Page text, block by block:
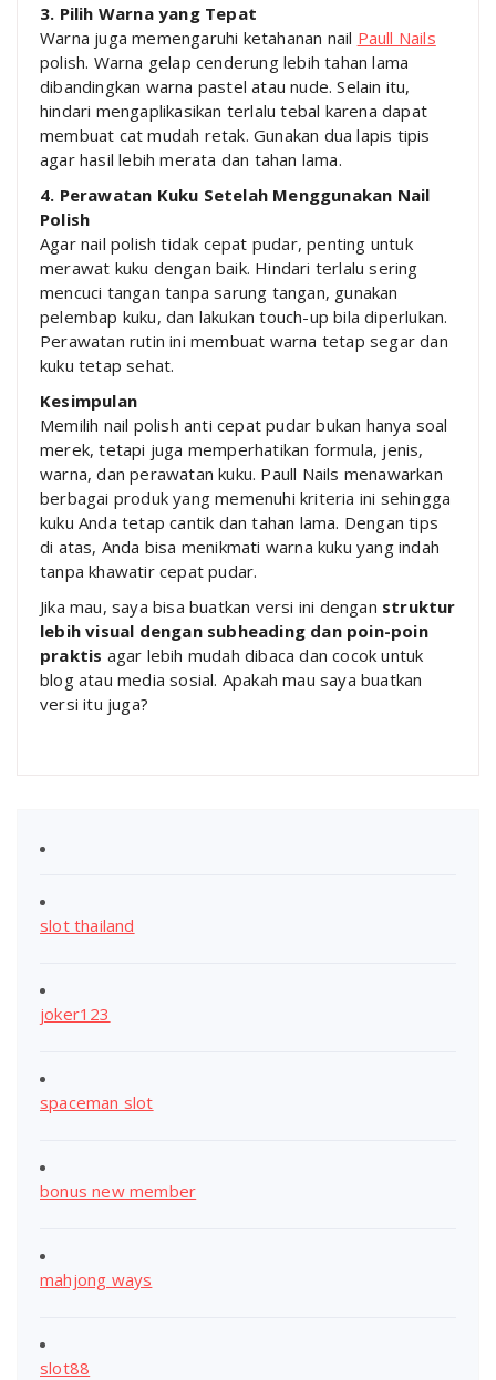
3. Pilih Warna yang Tepat
Warna juga memengaruhi ketahanan nail Paull Nails
polish. Warna gelap cenderung lebih tahan lama
dibandingkan warna pastel atau nude. Selain itu,
hindari mengaplikasikan terlalu tebal karena dapat
membuat cat mudah retak. Gunakan dua lapis tipis
agar hasil lebih merata dan tahan lama.
4. Perawatan Kuku Setelah Menggunakan Nail
Polish
Agar nail polish tidak cepat pudar, penting untuk
merawat kuku dengan baik. Hindari terlalu sering
mencuci tangan tanpa sarung tangan, gunakan
pelembap kuku, dan lakukan touch-up bila diperlukan.
Perawatan rutin ini membuat warna tetap segar dan
kuku tetap sehat.
Kesimpulan
Memilih nail polish anti cepat pudar bukan hanya soal
merek, tetapi juga memperhatikan formula, jenis,
warna, dan perawatan kuku. Paull Nails menawarkan
berbagai produk yang memenuhi kriteria ini sehingga
kuku Anda tetap cantik dan tahan lama. Dengan tips
di atas, Anda bisa menikmati warna kuku yang indah
tanpa khawatir cepat pudar.
Jika mau, saya bisa buatkan versi ini dengan struktur
lebih visual dengan subheading dan poin-poin
praktis agar lebih mudah dibaca dan cocok untuk
blog atau media sosial. Apakah mau saya buatkan
versi itu juga?
slot thailand
joker123
spaceman slot
bonus new member
mahjong ways
slot88